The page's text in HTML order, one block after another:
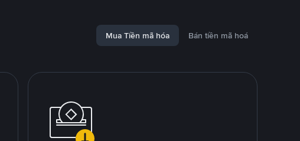
Mua Tiền mã hóa Bán tiền mã hoá